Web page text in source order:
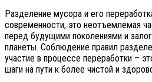
Разделение мусора и его
современности, это неотъемлемая
перед будущими поколениями и
планеты. Соблюдение правил
участие в процессе переработки –
шаги на пути к более чистой и